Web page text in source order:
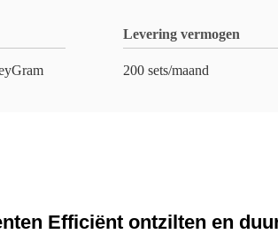
Levering vermogen
200 sets/maand
Efficiënt ontzilten en